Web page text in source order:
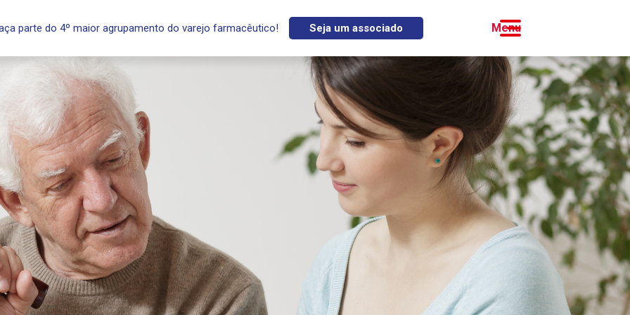
parte do 4º maior agrupamento do varejo farmacêutico! Seja um associado